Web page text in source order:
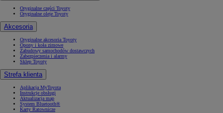
Oryginalne części Toyoty
Oryginalne oleje Toyoty
Akcesoria
Oryginalne akcesoria Toyoty
Opony i koła zimowe
Zabudowy samochodów dostawczych
Zabezpieczenia i alarmy
Sklep Toyoty
Strefa klienta
Aplikacja MyToyota
Instrukcje obsługi
Aktualizacja map
System Bluetooth®
Karty Ratownicze